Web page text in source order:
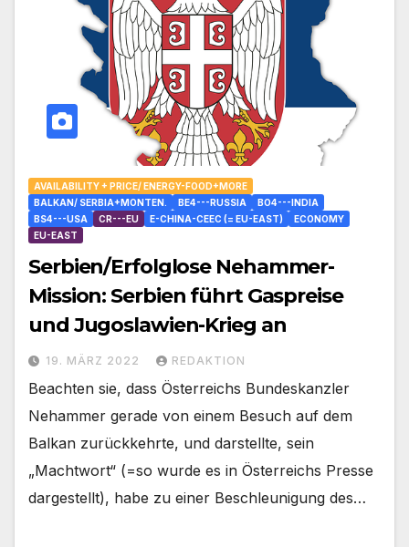
AVAILABILITY + PRICE/ ENERGY-FOOD+MORE
BALKAN/ SERBIA+MONTEN.
BE4---RUSSIA
BO4---INDIA
BS4---USA
CR---EU E-CHINA-CEEC (= EU-EAST)
ECONOMY
EU-EAST
Serbien/Erfolglose Nehammer-
Mission: Serbien führt Gaspreise
und Jugoslawien-Krieg an
19. MÄRZ 2022 REDAKTION
Beachten sie, dass Österreichs Bundeskanzler
Nehammer gerade von einem Besuch auf dem
Balkan zurückkehrte, und darstellte, sein
„Machtwort“ (=so wurde es in Österreichs Presse
dargestellt), habe zu einer Beschleunigung des…